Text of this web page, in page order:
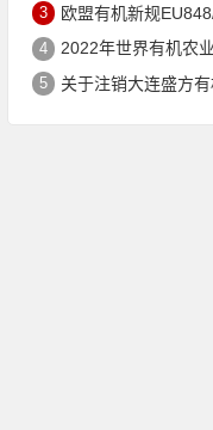
3 欧盟有机新规
4 2022年世界有机农业概况与
5 关于注销大连盛方有